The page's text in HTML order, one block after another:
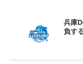
兵庫
負す